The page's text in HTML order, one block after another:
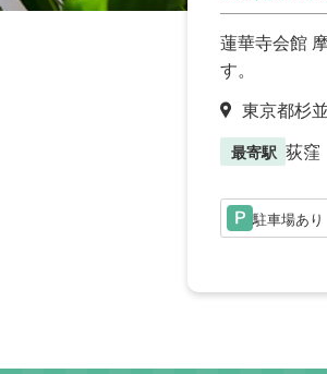
蓮華寺会館
す。
東京都杉
最寄駅 荻窪
駐車場あり